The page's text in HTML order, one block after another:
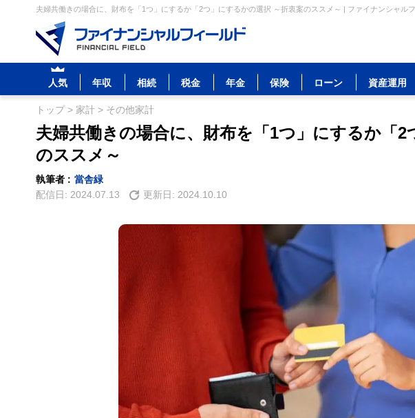
夫婦共働きの場合に、財布を「1つ」にするか「2つ」にするかの選択 ～折衷案のススメ～ | ファイナンシャル
人気 年収 相続 税金 年金 保険 ローン 資産運用
トップ> 家計 > その他家計
夫婦共働きの場合に、財布を「1つ」にするか「
のススメ～
執筆者 : 當舎緑
配信日: 2024.07.13 更新日: 2024.10.10